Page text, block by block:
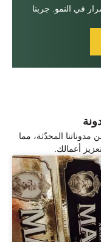
في النمو. جربنا
المحدّثة، مما
أعمالك.